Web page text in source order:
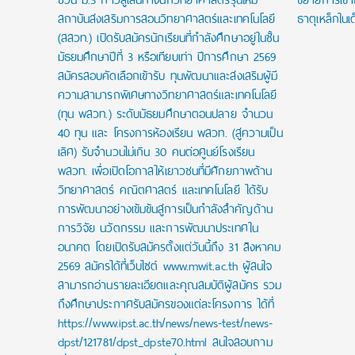
สถาบันส่งเสริมการสอนวิทยาศาสตร์และเทคโนโลยี
(สสวท.) เปิดรับสมัครนักเรียนที่กำลังศึกษาอยู่ในชั้น
มัธยมศึกษาปีที่ 3 หรือเทียบเท่า ปีการศึกษา 2569
สมัครสอบคัดเลือกเข้ารับ ทุนพัฒนาและส่งเสริมผู้มี
ความสามารถพิเศษทางวิทยาศาสตร์และเทคโนโลยี
(ทุน พสวท.) ระดับมัธยมศึกษาตอนปลาย จำนวน
40 ทุน และ โครงการห้องเรียน พสวท. (สู่ความเป็น
เลิศ) รับจำนวนไม่เกิน 30 คนต่อศูนย์โรงเรียน
พสวท. เพื่อเปิดโอกาสให้เยาวชนที่มีศักยภาพด้าน
วิทยาศาสตร์ คณิตศาสตร์ และเทคโนโลยี ได้รับ
การพัฒนาอย่างเข้มข้นสู่การเป็นกำลังสำคัญด้าน
การวิจัย นวัตกรรม และการพัฒนาประเทศใน
อนาคต โดยเปิดรับสมัครตั้งแต่วันนี้ถึง 31 สิงหาคม
2569 สมัครได้ที่เว็บไซต์ www.mwit.ac.th ผู้สนใจ
สามารถอ่านรายละเอียดและคุณสมบัติผู้สมัคร รวม
ถึงศึกษาประกาศรับสมัครของแต่ละโครงการ ได้ที่
https://www.ipst.ac.th/news/news-test/news-
dpst/121781/dpst_dpste70.html สนใจสอบถาม
ธาตุเหล็กใน